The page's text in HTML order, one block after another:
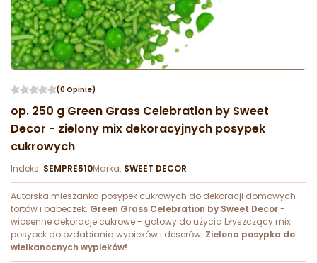
(0 Opinie)
op. 250 g Green Grass Celebration by Sweet
Decor - zielony mix dekoracyjnych posypek
cukrowych
Indeks: SEMPRE510Marka: SWEET DECOR
Autorska mieszanka posypek cukrowych do dekoracji domowych
tortów i babeczek. Green Grass Celebration by Sweet Decor-
wiosenne dekoracje cukrowe - gotowy do użycia błyszczący mix
posypek do ozdabiania wypieków i deserów. Zielona posypka do
wielkanocnych wypieków!